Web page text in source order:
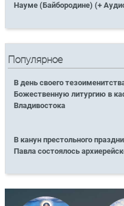
Науме (Байбородине) (+
Популярное
В день своего
Божественную литургию в
Владивостока
В канун престольного
Павла состоялось